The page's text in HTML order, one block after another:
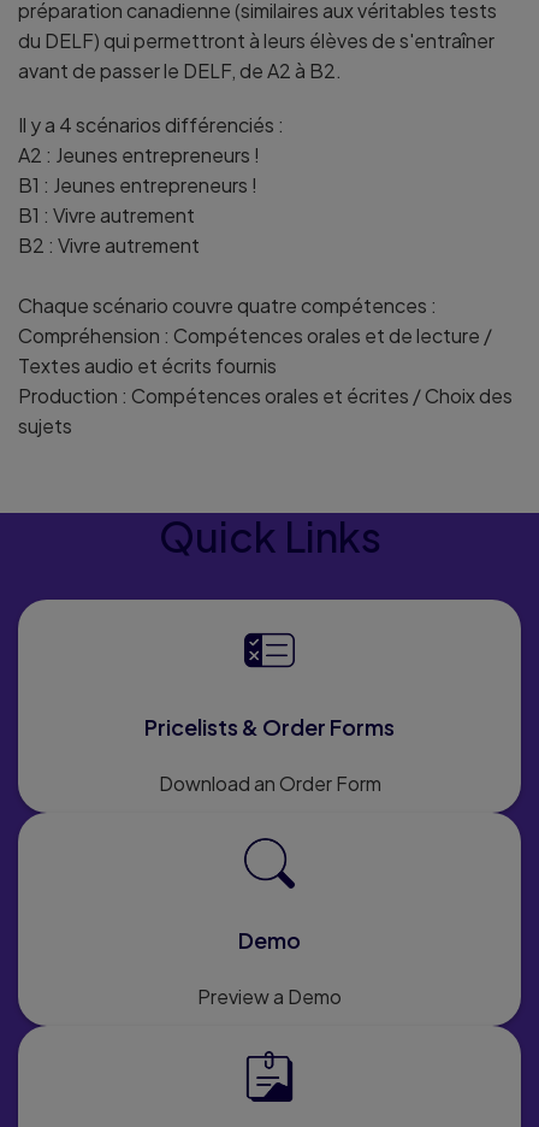
préparation canadienne (similaires aux véritables tests
du DELF) qui permettront à leurs élèves de s'entraîner
avant de passer le DELF, de A2 à B2.
Il y a 4 scénarios différenciés :
A2 : Jeunes entrepreneurs !
B1 : Jeunes entrepreneurs !
B1 : Vivre autrement
B2 : Vivre autrement
Chaque scénario couvre quatre compétences :
Compréhension : Compétences orales et de lecture /
Textes audio et écrits fournis
Production : Compétences orales et écrites / Choix des
sujets
Quick Links
Pricelists & Order Forms
Download an Order Form
Demo
Preview a Demo